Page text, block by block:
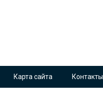
Карта сайта Контакты